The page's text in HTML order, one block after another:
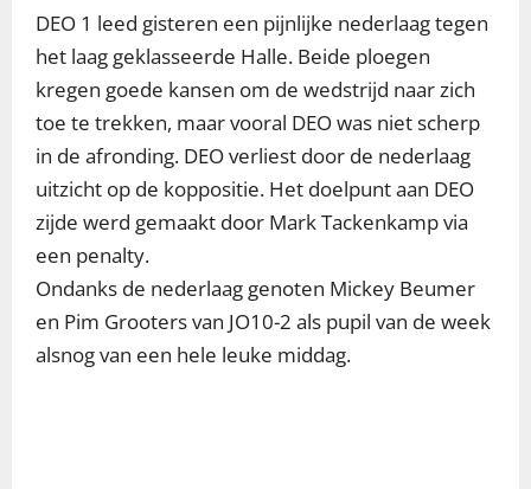
DEO 1 leed gisteren een pijnlijke nederlaag tegen
het laag geklasseerde Halle. Beide ploegen
kregen goede kansen om de wedstrijd naar zich
toe te trekken, maar vooral DEO was niet scherp
in de afronding. DEO verliest door de nederlaag
uitzicht op de koppositie. Het doelpunt aan DEO
zijde werd gemaakt door Mark Tackenkamp via
een penalty.
Ondanks de nederlaag genoten Mickey Beumer
en Pim Grooters van JO10-2 als pupil van de week
alsnog van een hele leuke middag.